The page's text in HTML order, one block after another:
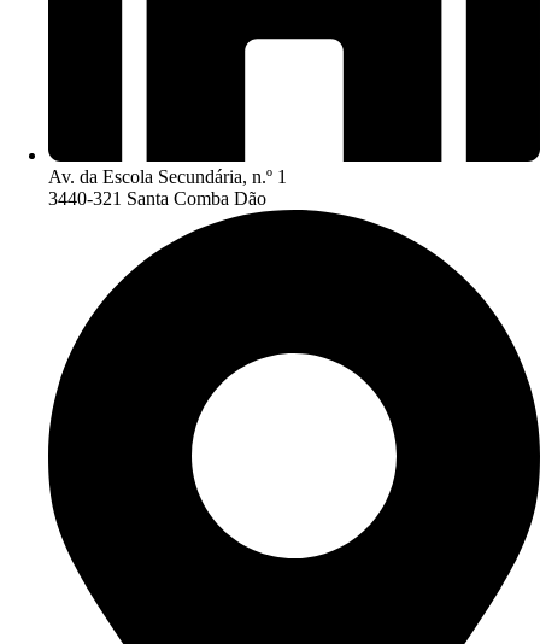
Av. da Escola Secundária, n.º 1
3440-321 Santa Comba Dão